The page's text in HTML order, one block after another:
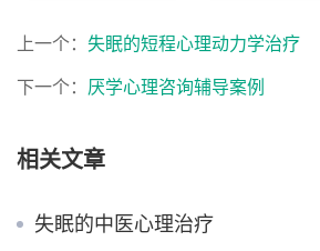
上一个： 失眠的短程心理动力学治疗
下一个： 厌学心理咨询辅导案例
相关文章
失眠的中医心理治疗